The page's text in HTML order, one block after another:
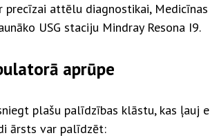
attēlu diagnostikai, Medicīnas
USG staciju Mindray Resona I9.
aprūpe
plašu palīdzības klāstu, kas ļauj
ārsts var palīdzēt: